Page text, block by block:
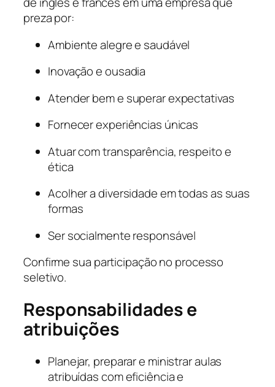
preza por:
Ambiente alegre e saudável
Inovação e ousadia
Atender bem e superar expectativas
Fornecer experiências únicas
Atuar com transparência, respeito e
ética
Acolher a diversidade em todas as suas
formas
Ser socialmente responsável
Confirme sua participação no processo
seletivo.
Responsabilidades e
atribuições
Planejar, preparar e ministrar aulas
atribuídas com eficiência e